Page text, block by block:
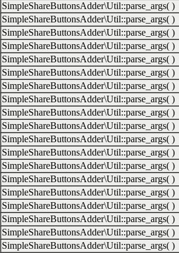
SimpleShareButtonsAdder\Util::parse_args( )
SimpleShareButtonsAdder\Util::parse_args( )
SimpleShareButtonsAdder\Util::parse_args( )
SimpleShareButtonsAdder\Util::parse_args( )
SimpleShareButtonsAdder\Util::parse_args( )
SimpleShareButtonsAdder\Util::parse_args( )
SimpleShareButtonsAdder\Util::parse_args( )
SimpleShareButtonsAdder\Util::parse_args( )
SimpleShareButtonsAdder\Util::parse_args( )
SimpleShareButtonsAdder\Util::parse_args( )
SimpleShareButtonsAdder\Util::parse_args( )
SimpleShareButtonsAdder\Util::parse_args( )
SimpleShareButtonsAdder\Util::parse_args( )
SimpleShareButtonsAdder\Util::parse_args( )
SimpleShareButtonsAdder\Util::parse_args( )
SimpleShareButtonsAdder\Util::parse_args( )
SimpleShareButtonsAdder\Util::parse_args( )
SimpleShareButtonsAdder\Util::parse_args( )
SimpleShareButtonsAdder\Util::parse_args( )